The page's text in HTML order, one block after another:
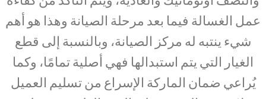
عمل الغسالة فيما بعد مرحلة الصيانة وهذا هو أهم
شيء ينتبه له مركز الصيانة، وبالنسبة إلى قطع
الغيار التي يتم استبدالها فهي أصلية تمامًا، وكما
يُراعي ضمان الماركة الإسراع من تسليم العميل